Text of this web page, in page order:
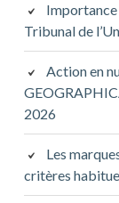
Importance
Tribunal de
Action en
2026
Les
critères